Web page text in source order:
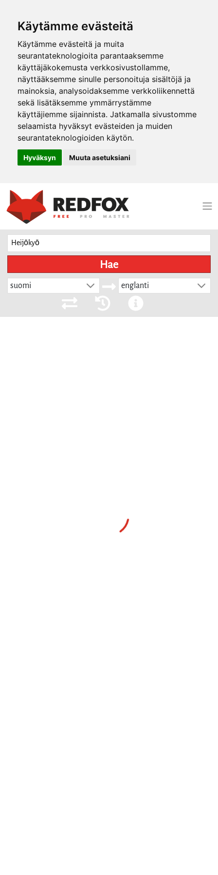
Käytämme evästeitä
Käytämme evästeitä ja muita
seurantateknologioita parantaaksemme
käyttäjäkokemusta verkkosivustollamme,
näyttääksemme sinulle personoituja sisältöjä ja
mainoksia, analysoidaksemme verkkoliikennettä
sekä lisätäksemme ymmärrystämme
käyttäjiemme sijainnista. Jatkamalla sivustomme
selaamista hyväksyt evästeiden ja muiden
seurantateknologioiden käytön.
Hyväksyn Muuta asetuksiani
Hae
suomi englanti